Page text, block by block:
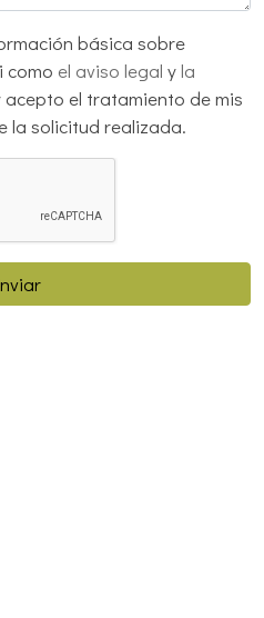
de datos asi como el aviso legal yla
acepto el tratamiento de mis
la solicitud realizada.